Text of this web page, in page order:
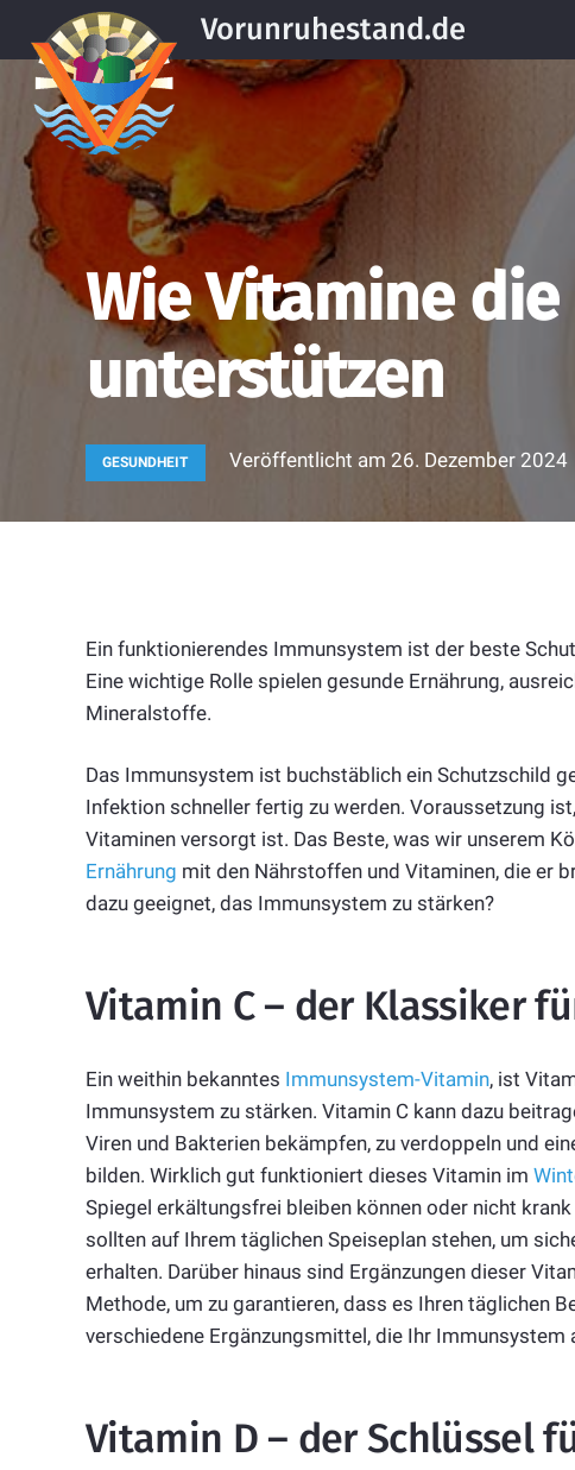
Vorunruhestand.de
Wie Vitamine
unterstützen
GESUNDHEIT Veröffentlicht am 26. Dezember 2024
Ein funktionierendes Immunsystem ist der beste
Eine wichtige Rolle spielen gesunde Ernährung,
Mineralstoffe.
Das Immunsystem ist buchstäblich ein Schutzschild
Infektion schneller fertig zu werden. Voraussetzung
Vitaminen versorgt ist. Das Beste, was wir unserem
Ernährung mit den Nährstoffen und Vitaminen, die er
dazu geeignet, das Immunsystem zu stärken?
Vitamin C – der Klassiker
Ein weithin bekanntes Immunsystem-Vitamin, ist
Immunsystem zu stärken. Vitamin C kann dazu
Viren und Bakterien bekämpfen, zu verdoppeln und
bilden. Wirklich gut funktioniert dieses Vitamin im
Spiegel erkältungsfrei bleiben können oder nicht
sollten auf Ihrem täglichen Speiseplan stehen, um
erhalten. Darüber hinaus sind Ergänzungen dieser
Methode, um zu garantieren, dass es Ihren täglichen
verschiedene Ergänzungsmittel, die Ihr Immunsystem
Vitamin D – der Schlüssel